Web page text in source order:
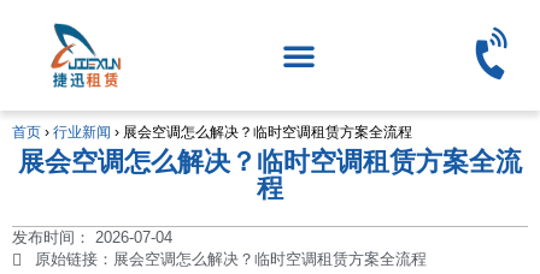
首页 › 行业新闻 › 展会空调怎么解决？临时空调租赁方案全流程
展会空调怎么解决？临时空调租赁方案全流
程
发布时间： 2026-07-04
原始链接：展会空调怎么解决？临时空调租赁方案全流程